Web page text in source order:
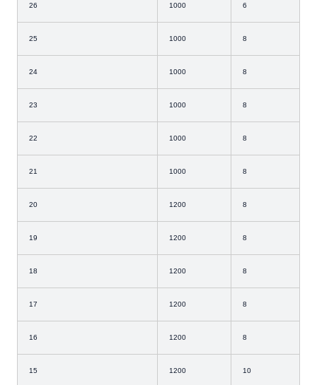
26 1000 6
25 1000 8
24 1000 8
23 1000 8
22 1000 8
21 1000 8
20 1200 8
19 1200 8
18 1200 8
17 1200 8
16 1200 8
15 1200 10